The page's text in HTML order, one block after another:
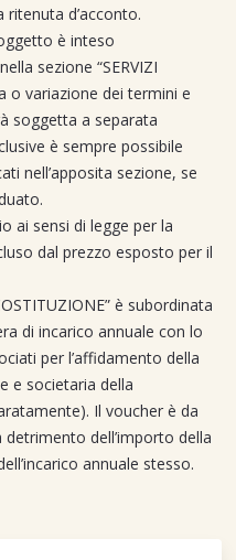
d’acconto.
è inteso
sezione “SERVIZI
o variazione dei termini e
soggetta a separata
è sempre possibile
nell’apposita sezione, se
ai sensi di legge per la
dal prezzo esposto per il
è subordinata
di incarico annuale con lo
per l’affidamento della
e societaria della
Il voucher è da
dell’importo della
annuale stesso.